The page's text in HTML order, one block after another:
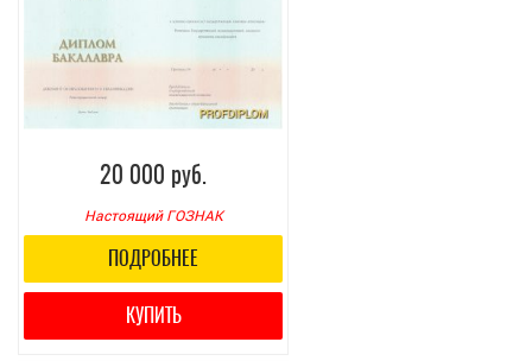
20 000 руб.
Настоящий ГОЗНАК
ПОДРОБНЕЕ
КУПИТЬ